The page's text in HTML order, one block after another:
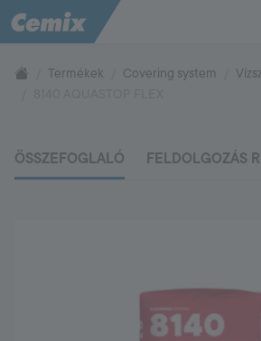
TudásTár
Támogatás
Termékek Covering system
ÖSSZEFOGLALÓ FELDOLGOZÁS